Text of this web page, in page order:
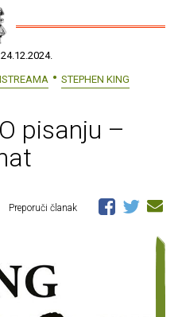
24.12.2024.
STEPHEN KING
pisanju –
Preporuči članak